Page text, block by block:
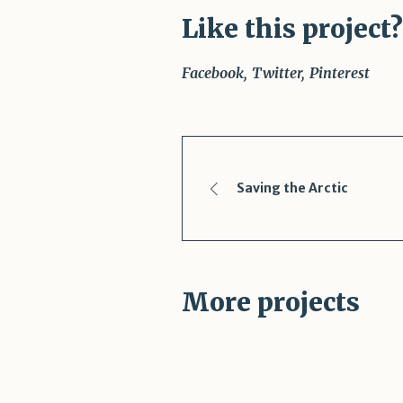
Like this project?
Facebook Twitter Pinterest
Saving the Arctic
More projects